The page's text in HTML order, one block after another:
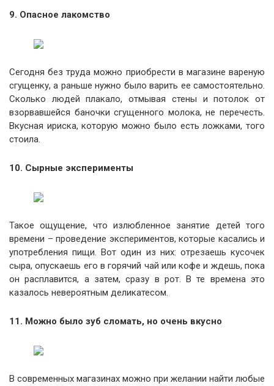
9. Опасное лакомство
Сегодня без труда можно приобрести в магазине вареную
сгущенку, а раньше нужно было варить ее самостоятельно.
Сколько людей плакало, отмывая стены и потолок от
взорвавшейся баночки сгущенного молока, не перечесть.
Вкусная ириска, которую можно было есть ложками, того
стоила.
10. Сырные эксперименты
Такое ощущение, что излюбленное занятие детей того
времени – проведение экспериментов, которые касались и
употребления пищи. Вот один из них: отрезаешь кусочек
сыра, опускаешь его в горячий чай или кофе и ждешь, пока
он расплавится, а затем, сразу в рот. В те времена это
казалось невероятным деликатесом.
11. Можно было зуб сломать, но очень вкусно
В современных магазинах можно при желании найти любые